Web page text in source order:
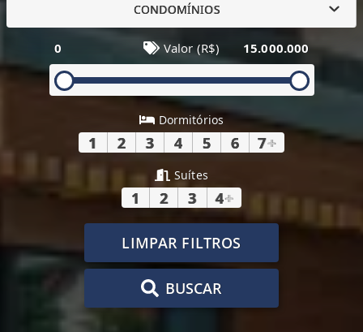
CONDOMÍNIOS
0 Valor (R$) 15.000.000
Dormitórios
1 2 3 4 5 6 7+
Suítes
1 2 3 4+
LIMPAR FILTROS
BUSCAR